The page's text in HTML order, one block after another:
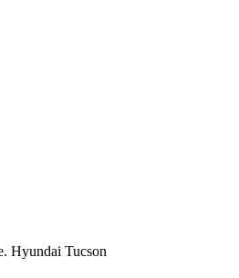
Hyundai Tucson